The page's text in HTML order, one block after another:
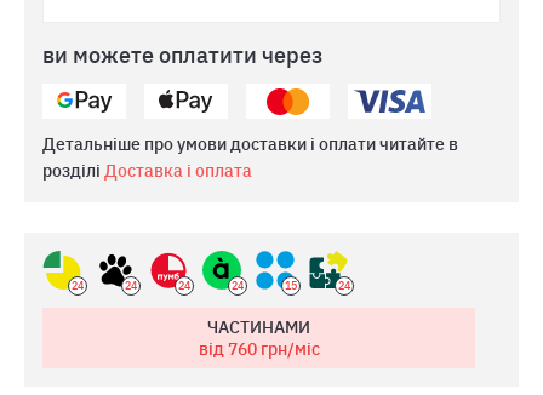
ви можете оплатити через
Детальніше про умови доставки і оплати читайте в
розділі Доставка і оплата
24 24 24 24 15 24
ЧАСТИНАМИ
від 760грн/міс